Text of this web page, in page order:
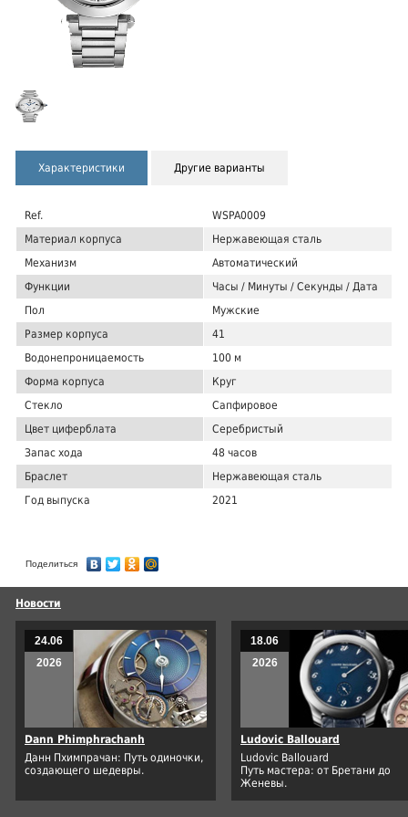
Характеристики Другие варианты
Ref.
WSPA0009
Материал корпуса
Нержавеющая сталь
Механизм
Автоматический
Функции
Часы / Минуты / Секунды / Дата
Пол
Мужские
Размер корпуса
41
Водонепроницаемость
100 м
Форма корпуса
Круг
Стекло
Сапфировое
Цвет циферблата
Серебристый
Запас хода
48 часов
Браслет
Нержавеющая сталь
Год выпуска
2021
Поделиться
Новости
24.06
2026
Dann Phimphrachanh
Данн Пхимпрачан: Путь одиночки,
создающего шедевры.
18.06
2026
Ludovic Ballouard
Ludovic Ballouard
Путь мастера: от Бретани до
Женевы.